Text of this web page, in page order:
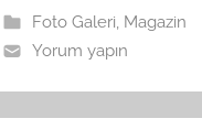
Foto Galeri Magazin
Yorum yapın